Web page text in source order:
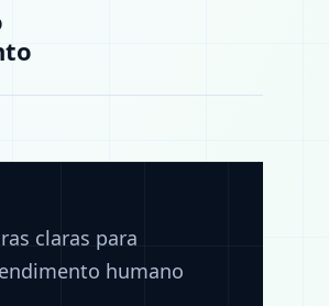
claras para
humano